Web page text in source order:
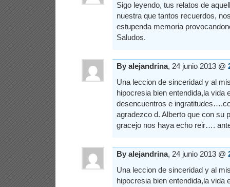
Sigo leyendo, tus relatos de
nuestra que tantos recuerdos,
estupenda memoria
Saludos.
By alejandrina, 24 junio 2013 @
Una leccion de sinceridad y al
hipocresia bien entendida,la vida
desencuentros e
agradezco d. Alberto que con su
gracejo nos haya echo reir….
By alejandrina, 24 junio 2013 @
Una leccion de sinceridad y al
hipocresia bien entendida,la vida